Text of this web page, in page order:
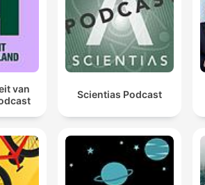
van
Scientias Podcast